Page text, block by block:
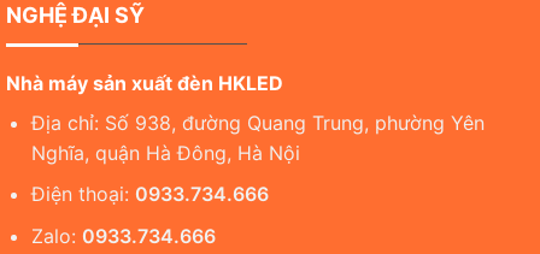
NGHỆ ĐẠI SỸ
Nhà máy sản xuất đèn HKLED
Địa chỉ: Số 938, đường Quang Trung, phường Yên
Nghĩa, quận Hà Đông, Hà Nội
Điện thoại: 0933.734.666
Zalo: 0933.734.666